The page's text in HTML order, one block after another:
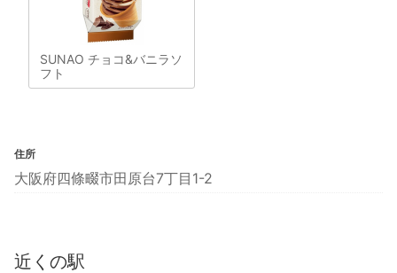
SUNAO チョコ&バニラソ
フト
住所
大阪府四條畷市田原台7丁目1-2
近くの駅